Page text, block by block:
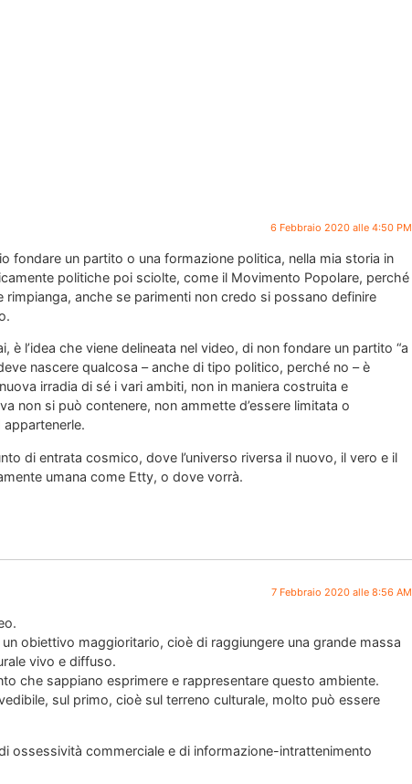
6 Febbraio 2020 alle 4:50 PM
fondare un partito o una formazione politica, nella mia storia in
politiche poi sciolte, come il Movimento Popolare, perché
anche se parimenti non credo si possano definire
l’idea che viene delineata nel video, di non fondare un partito “a
nascere qualcosa – anche di tipo politico, perché no – è
irradia di sé i vari ambiti, non in maniera costruita e
non si può contenere, non ammette d’essere limitata o
di entrata cosmico, dove l’universo riversa il nuovo, il vero e il
umana come Etty, o dove vorrà.
7 Febbraio 2020 alle 8:56 AM
obiettivo maggioritario, cioè di raggiungere una grande massa
vivo e diffuso.
che sappiano esprimere e rappresentare questo ambiente.
sul primo, cioè sul terreno culturale, molto può essere
ossessività commerciale e di informazione-intrattenimento